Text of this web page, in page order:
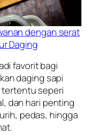
dengan serat
Daging
favorit bagi
daging sapi
tertentu seperi
dan hari penting
pedas, hingga